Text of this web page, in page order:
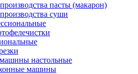
пасты (макарон)
суши
настольные
машины